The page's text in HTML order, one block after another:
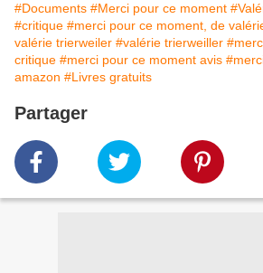
#Documents #Merci pour ce moment
#critique #merci pour ce moment, de
valérie trierweiler #valérie trierweiller
critique #merci pour ce moment avis
amazon #Livres gratuits
Partager